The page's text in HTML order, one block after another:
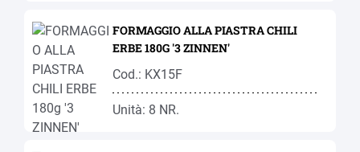
FORMAGGIO ALLA PIASTRA CHILI
ERBE 180G '3 ZINNEN'
Cod.: KX15F
Unità: 8 NR.